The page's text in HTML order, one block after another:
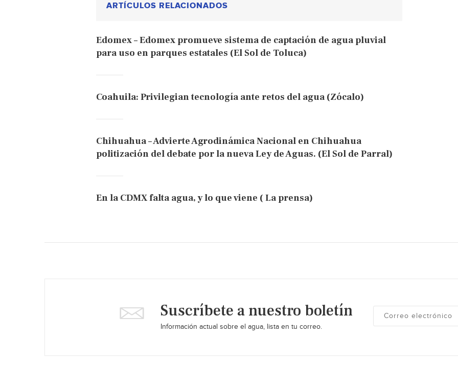
ARTÍCULOS RELACIONADOS
Edomex – Edomex promueve sistema de captación de agua pluvial
para uso en parques estatales (El Sol de Toluca)
Coahuila: Privilegian tecnología ante retos del agua (Zócalo)
Chihuahua – Advierte Agrodinámica Nacional en Chihuahua
politización del debate por la nueva Ley de Aguas. (El Sol de Parral)
En la CDMX falta agua, y lo que viene ( La prensa)
Suscríbete a nuestro boletín
Información actual sobre el agua, lista en tu correo.